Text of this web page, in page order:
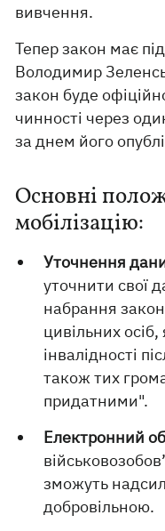
вивчення.
Тепер закон має
Володимир
закон буде
чинності через
за днем його
Основні
мобілізацію:
Уточнення
уточнити свої
набрання
цивільних
інвалідності
також тих
придатними".
Електронний
зможуть
добровільною.